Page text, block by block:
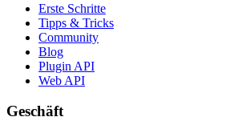
Erste Schritte
Tipps & Tricks
Community
Blog
Plugin API
Web API
Geschäft